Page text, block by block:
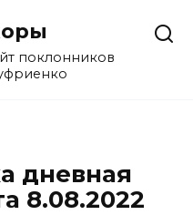
поклонников
дневная
8.08.2022